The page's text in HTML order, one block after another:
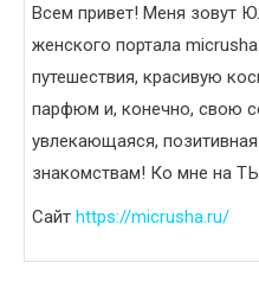
Всем привет! Меня зовут
женского портала
путешествия, красивую
парфюм и, конечно, свою
увлекающаяся,
знакомствам! Ко мне на
Сайт https://micrusha.ru/